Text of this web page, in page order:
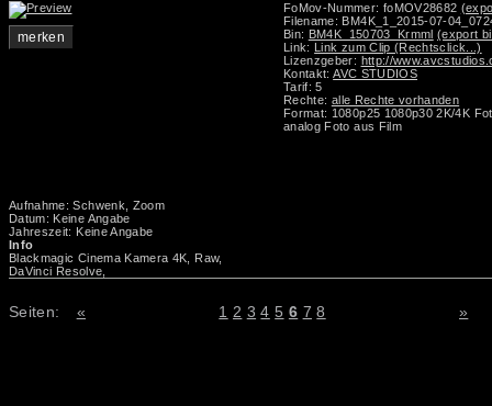
merken
FoMov-Nummer: foMOV28682
Filename: BM4K_1_2015-07-
Bin: BM4K_150703_Krmml (export
Link: Link zum Clip (Rechtsclick...)
Lizenzgeber: http://
Kontakt:AVC STUDIOS
Tarif: 5
Rechte: alle Rechte vorhanden
Format: 1080p25 1080p30 2K/4K
analog Foto aus Film
Aufnahme: Schwenk, Zoom
Datum: Keine Angabe
Jahreszeit: Keine Angabe
Info
Blackmagic Cinema Kamera 4K, Raw,
DaVinci Resolve,
Seiten: « 1 2 3 4 5 6 7 8 »